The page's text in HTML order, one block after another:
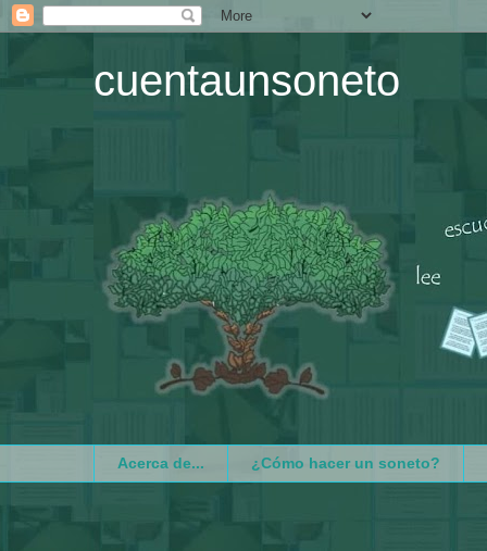
cuentaunsoneto
Acerca de... ¿Cómo hacer un soneto?